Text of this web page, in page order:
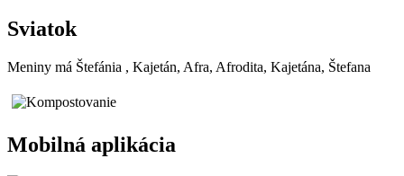
Sviatok
Meniny má Štefánia , Kajetán, Afra, Afrodita, Kajetána, Štefana
Mobilná aplikácia